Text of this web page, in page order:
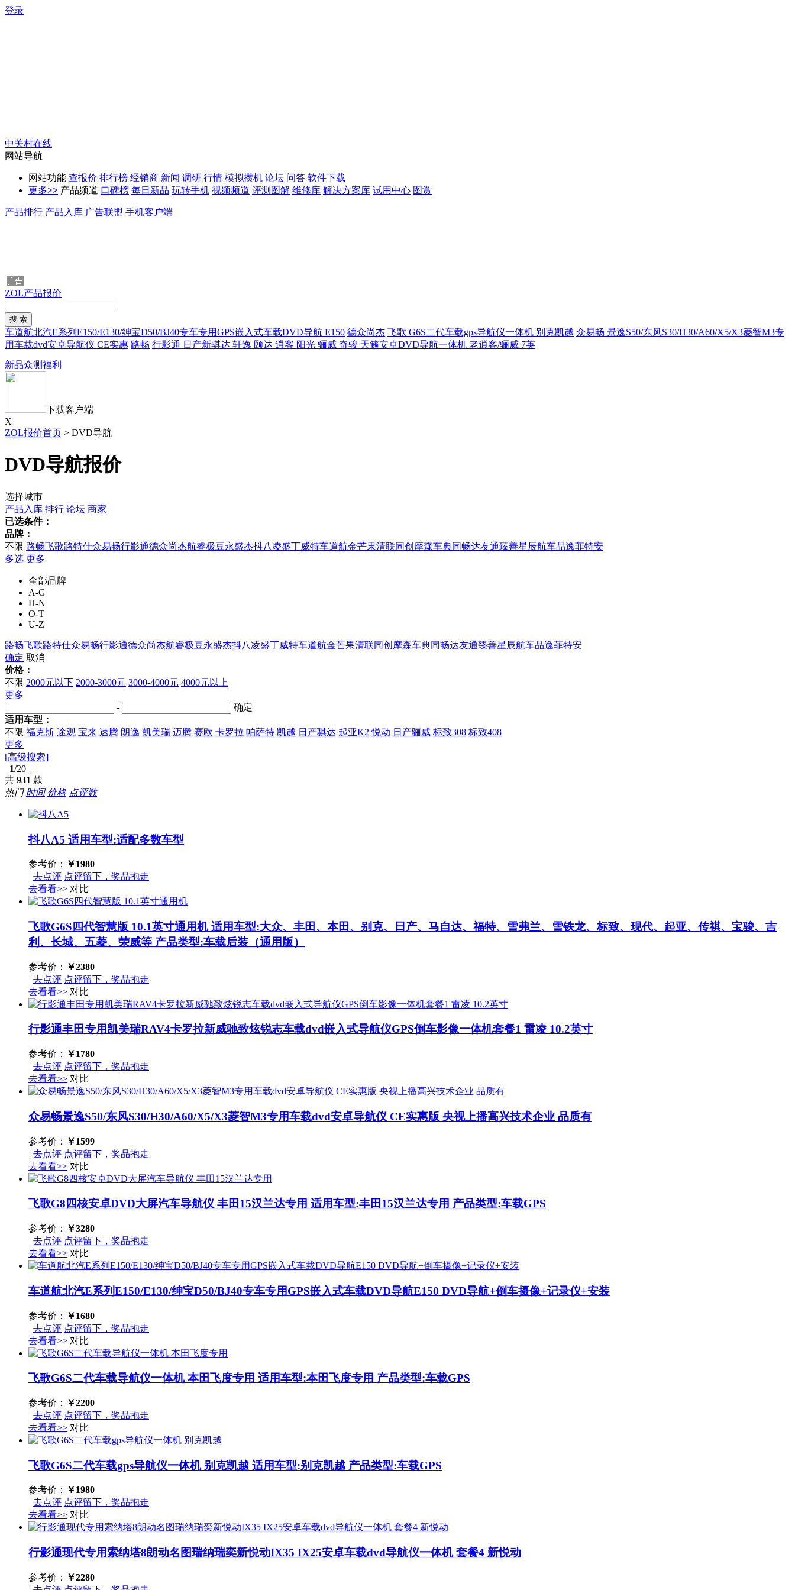
登录
中关村在线
网站导航
网站功能 查报价 排行榜 经销商 新闻 调研 行情 模拟攒机 论坛 问答 软件下载
更多>> 产品频道 口碑榜 每日新品 玩转手机 视频频道 评测图解 维修库 解决方案库 试用中心 图赏
产品排行 产品入库 广告联盟 手机客户端
ZOL产品报价
车道航北汽E系列E150/E130/绅宝D50/BJ40专车专用GPS嵌入式车载DVD导航 E150 德众尚杰 飞歌 G6S二代车载gps导航仪一体机 别克凯越 众易畅 景逸S50/东风S30/H30/A60/X5/X3菱智M3专
用车载dvd安卓导航仪 CE实惠 路畅 行影通 日产新骐达 轩逸 颐达 逍客 阳光 骊威 奇骏 天籁安卓DVD导航一体机 老逍客/骊威 7英
新品众测福利
下载客户端
X
ZOL报价首页 > DVD导航
DVD导航报价
选择城市
产品入库 排行 论坛 商家
已选条件：
品牌：
不限 路畅飞歌路特仕众易畅行影通德众尚杰航睿极豆永盛杰抖八凌盛丁威特车道航金芒果清联同创 摩森车典同畅达友通臻善星辰航车品逸菲特安
多选 更多
全部品牌
A-G
H-N
O-T
U-Z
路畅飞歌路特仕众易畅行影通德众尚杰航睿极豆永盛杰抖八凌盛丁威特车道航金芒果清联同创 摩森车典同畅达友通臻善星辰航车品逸菲特安
确定 取消
价格：
不限 2000元以下 2000-3000元 3000-4000元 4000元以上
更多
-
确定
适用车型：
不限 福克斯 途观 宝来 速腾 朗逸 凯美瑞 迈腾 赛欧 卡罗拉 帕萨特 凯越 日产骐达 起亚K2 悦动 日产骊威 标致308 标致408
更多
[高级搜索]
1/20
共 931 款
热门 时间 价格 点评数
抖八A5 适用车型:适配多数车型
参考价： ￥1980
| 去点评 点评留下，奖品抱走
去看看>> 对比
飞歌G6S四代智慧版 10.1英寸通用机适用车型:大众、丰田、本田、别克、日产、马自达、福特、雪弗兰、雪铁龙、标致、现代、起亚、传祺、宝骏、吉
利、长城、五菱、荣威等 产品类型:车载后装（通用版）
参考价： ￥2380
| 去点评 点评留下，奖品抱走
去看看>> 对比
行影通丰田专用凯美瑞RAV4卡罗拉新威驰致炫锐志车载dvd嵌入式导航仪GPS倒车影像一体机套餐1 雷凌 10.2英寸
参考价： ￥1780
| 去点评 点评留下，奖品抱走
去看看>> 对比
众易畅景逸S50/东风S30/H30/A60/X5/X3菱智M3专用车载dvd安卓导航仪 CE实惠版 央视上播高兴技术企业 品质有
参考价： ￥1599
| 去点评 点评留下，奖品抱走
去看看>> 对比
飞歌G8四核安卓DVD大屏汽车导航仪 丰田15汉兰达专用 适用车型:丰田15汉兰达专用 产品类型:车载GPS
参考价： ￥3280
| 去点评 点评留下，奖品抱走
去看看>> 对比
车道航北汽E系列E150/E130/绅宝D50/BJ40专车专用GPS嵌入式车载DVD导航E150 DVD导航+倒车摄像+记录仪+安装
参考价： ￥1680
| 去点评 点评留下，奖品抱走
去看看>> 对比
飞歌G6S二代车载导航仪一体机 本田飞度专用 适用车型:本田飞度专用 产品类型:车载GPS
参考价： ￥2200
| 去点评 点评留下，奖品抱走
去看看>> 对比
飞歌G6S二代车载gps导航仪一体机 别克凯越 适用车型:别克凯越 产品类型:车载GPS
参考价： ￥1980
| 去点评 点评留下，奖品抱走
去看看>> 对比
行影通现代专用索纳塔8朗动名图瑞纳瑞奕新悦动IX35 IX25安卓车载dvd导航仪一体机 套餐4 新悦动
参考价： ￥2280